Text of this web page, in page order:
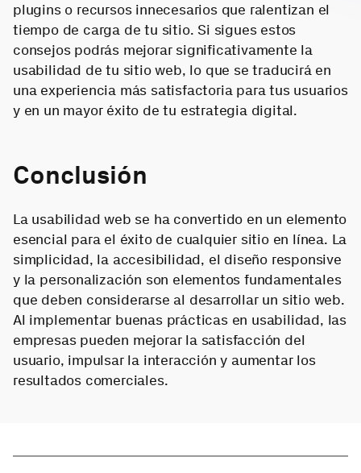
plugins o recursos innecesarios que ralentizan el
tiempo de carga de tu sitio. Si sigues estos
consejos podrás mejorar significativamente la
usabilidad de tu sitio web, lo que se traducirá en
una experiencia más satisfactoria para tus usuarios
y en un mayor éxito de tu estrategia digital.
Conclusión
La usabilidad web se ha convertido en un elemento
esencial para el éxito de cualquier sitio en línea. La
simplicidad, la accesibilidad, el diseño responsive
y la personalización son elementos fundamentales
que deben considerarse al desarrollar un sitio web.
Al implementar buenas prácticas en usabilidad, las
empresas pueden mejorar la satisfacción del
usuario, impulsar la interacción y aumentar los
resultados comerciales.